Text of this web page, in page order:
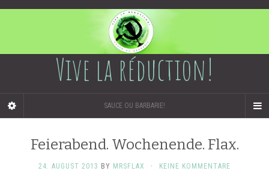
Vive la réduction!
SAUCE OU BARBARIE!
Feierabend. Wochenende. Flax.
24. AUGUST 2013 BY MRSFLAX · KEINE KOMMENTARE